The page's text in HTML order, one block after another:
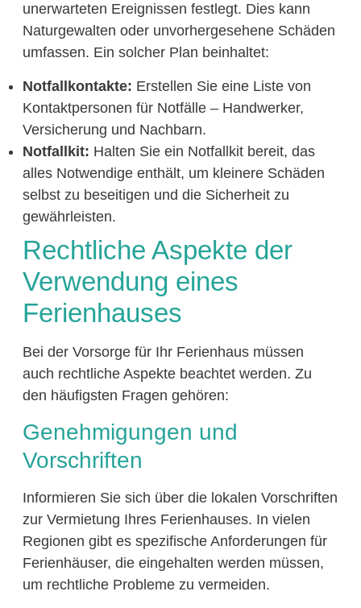
unerwarteten Ereignissen festlegt. Dies kann
Naturgewalten oder unvorhergesehene Schäden
umfassen. Ein solcher Plan beinhaltet:
Notfallkontakte: Erstellen Sie eine Liste von
Kontaktpersonen für Notfälle – Handwerker,
Versicherung und Nachbarn.
Notfallkit: Halten Sie ein Notfallkit bereit, das
alles Notwendige enthält, um kleinere Schäden
selbst zu beseitigen und die Sicherheit zu
gewährleisten.
Rechtliche Aspekte der
Verwendung eines
Ferienhauses
Bei der Vorsorge für Ihr Ferienhaus müssen
auch rechtliche Aspekte beachtet werden. Zu
den häufigsten Fragen gehören:
Genehmigungen und
Vorschriften
Informieren Sie sich über die lokalen Vorschriften
zur Vermietung Ihres Ferienhauses. In vielen
Regionen gibt es spezifische Anforderungen für
Ferienhäuser, die eingehalten werden müssen,
um rechtliche Probleme zu vermeiden.